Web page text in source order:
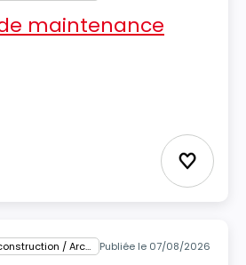
maintenance
Ajouter
BTP / Matériaux de construction / Architecture Publiée le 07/08/2026